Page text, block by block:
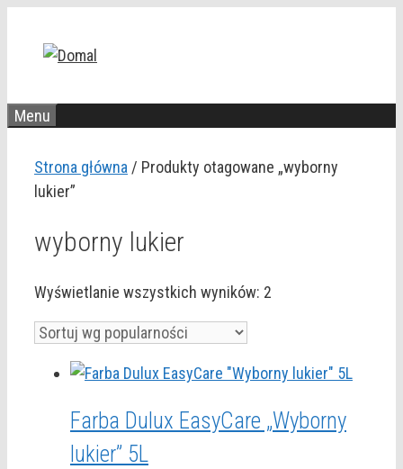
Menu
Strona główna / Produkty otagowane „wyborny
lukier”
wyborny lukier
Wyświetlanie wszystkich wyników: 2
Farba Dulux EasyCare „Wyborny
lukier” 5L